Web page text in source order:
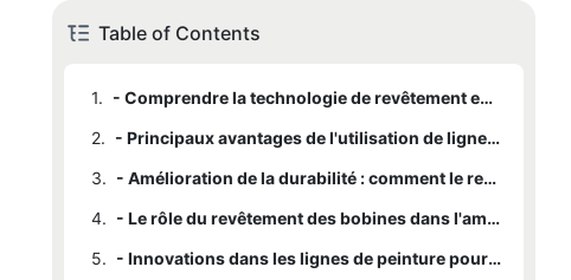
Table of Contents
1.
- Comprendre la technologie de revêtement en bobine et ses applications
2.
- Principaux avantages de l'utilisation de lignes de peinture pour revêtement en bobine sur les surfaces métalliques
3.
- Amélioration de la durabilité : comment le revêtement des bobines prévient la corrosion et l’usure
4.
- Le rôle du revêtement des bobines dans l'amélioration des qualités esthétiques et fonctionnelles
5.
- Innovations dans les lignes de peinture pour revêtement de bobines pour une protection avancée des métaux